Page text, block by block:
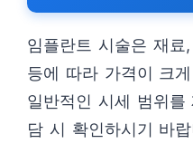
임플란트 시술은 재
등에 따라 가격이 크
일반적인 시세 범위
담 시 확인하시기 바